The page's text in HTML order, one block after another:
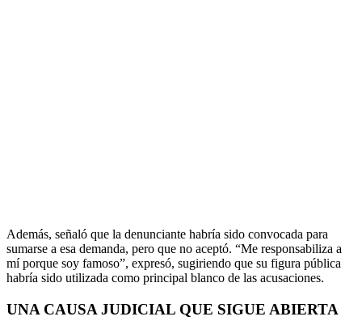
Además, señaló que la denunciante habría sido convocada para
sumarse a esa demanda, pero que no aceptó. “Me responsabiliza a
mí porque soy famoso”, expresó, sugiriendo que su figura pública
habría sido utilizada como principal blanco de las acusaciones.
UNA CAUSA JUDICIAL QUE SIGUE ABIERTA